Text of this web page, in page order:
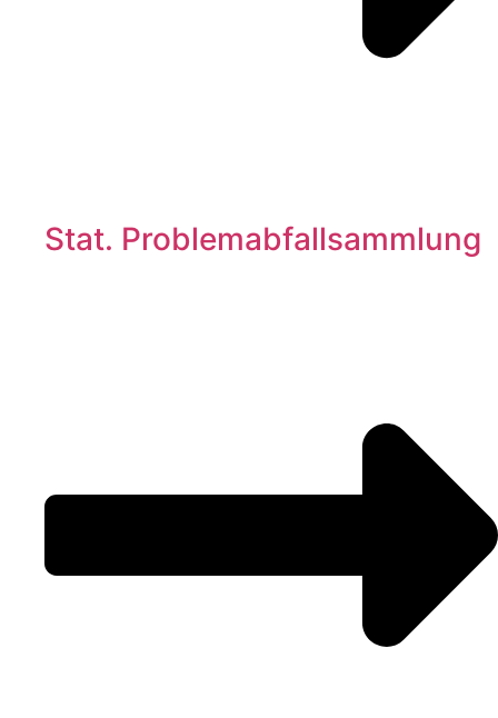
Stat. Problemabfallsammlung